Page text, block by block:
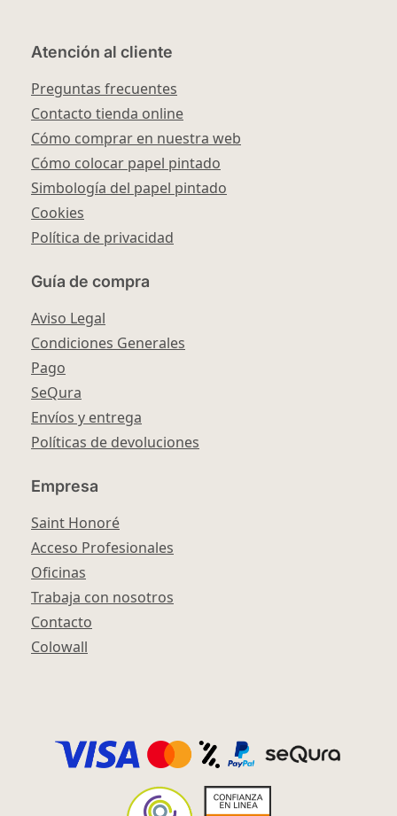
Atención al cliente
Preguntas frecuentes
Contacto tienda online
Cómo comprar en nuestra web
Cómo colocar papel pintado
Simbología del papel pintado
Cookies
Política de privacidad
Guía de compra
Aviso Legal
Condiciones Generales
Pago
SeQura
Envíos y entrega
Políticas de devoluciones
Empresa
Saint Honoré
Acceso Profesionales
Oficinas
Trabaja con nosotros
Contacto
Colowall